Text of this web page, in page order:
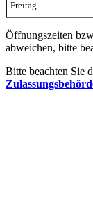
Freitag
Öffnungszeiten
abweichen, bitte
Bitte beachten Sie